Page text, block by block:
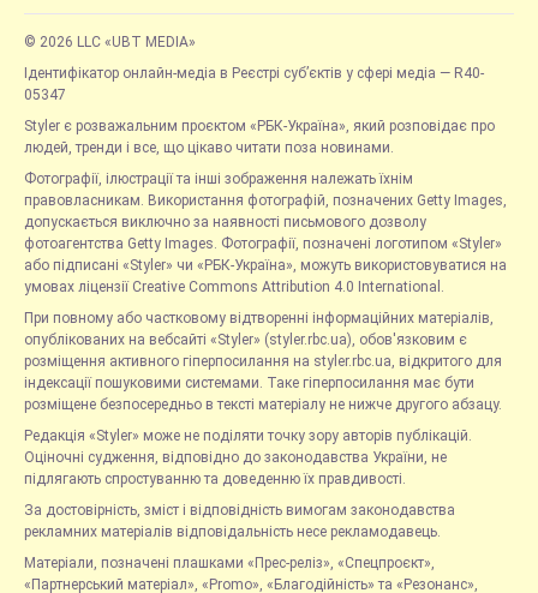
© 2026 LLC «UBT MEDIA»
Ідентифікатор онлайн-медіа в Реєстрі суб’єктів у сфері медіа — R40-
05347
Styler є розважальним проєктом «РБК-Україна», який розповідає про
людей, тренди і все, що цікаво читати поза новинами.
Фотографії, ілюстрації та інші зображення належать їхнім
правовласникам. Використання фотографій, позначених Getty Images,
допускається виключно за наявності письмового дозволу
фотоагентства Getty Images. Фотографії, позначені логотипом «Styler»
або підписані «Styler» чи «РБК-Україна», можуть використовуватися на
умовах ліцензії Creative Commons Attribution 4.0 International.
При повному або частковому відтворенні інформаційних матеріалів,
опублікованих на вебсайті «Styler» (styler.rbc.ua), обов'язковим є
розміщення активного гіперпосилання на styler.rbc.ua, відкритого для
індексації пошуковими системами. Таке гіперпосилання має бути
розміщене безпосередньо в тексті матеріалу не нижче другого абзацу.
Редакція «Styler» може не поділяти точку зору авторів публікацій.
Оціночні судження, відповідно до законодавства України, не
підлягають спростуванню та доведенню їх правдивості.
За достовірність, зміст і відповідність вимогам законодавства
рекламних матеріалів відповідальність несе рекламодавець.
Матеріали, позначені плашками «Прес-реліз», «Спецпроєкт»,
«Партнерський матеріал», «Promo», «Благодійність» та «Резонанс»,